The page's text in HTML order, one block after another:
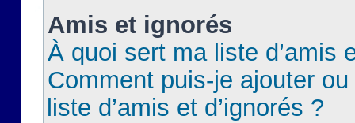
Amis et ignorés
À quoi sert ma liste d’amis
Comment puis-je ajouter
liste d’amis et d’ignorés ?